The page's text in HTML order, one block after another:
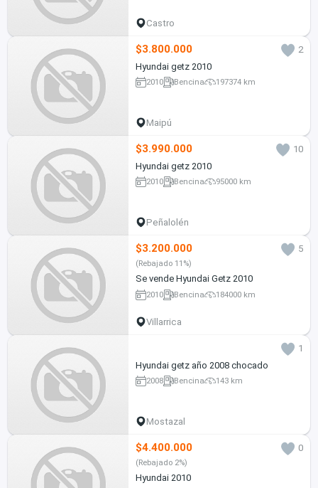
Castro
$3.800.000
2
Hyundai getz 2010
2010 Bencina 197374 km
Maipú
$3.990.000
10
Hyundai getz 2010
2010 Bencina 95000 km
Peñalolén
$3.200.000 5
(Rebajado 11%)
Se vende Hyundai Getz 2010
2010 Bencina 184000 km
Villarrica
1
Hyundai getz año 2008 chocado
2008 Bencina 143 km
Mostazal
$4.400.000 0
(Rebajado 2%)
Hyundai 2010